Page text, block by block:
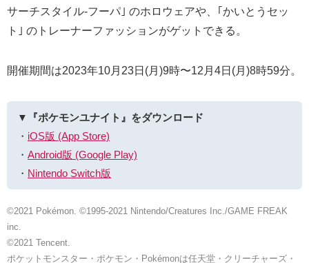
サーチスタイル-フーパ｣ のホロウェアや、｢かいとうセッ
ト｣ のトレーナーファッションがゲットできる。
開催期間は2023年10月23日(月)9時〜12月4日(月)8時59分。
▼『ポケモンユナイト』をダウンロード
・ iOS版 (App Store)
・ Android版 (Google Play)
・ Nintendo Switch版
©2021 Pokémon. ©1995-2021 Nintendo/Creatures Inc./GAME FREAK
inc.
©2021 Tencent.
ポケットモンスター・ポケモン・Pokémonは任天堂・クリーチャーズ・